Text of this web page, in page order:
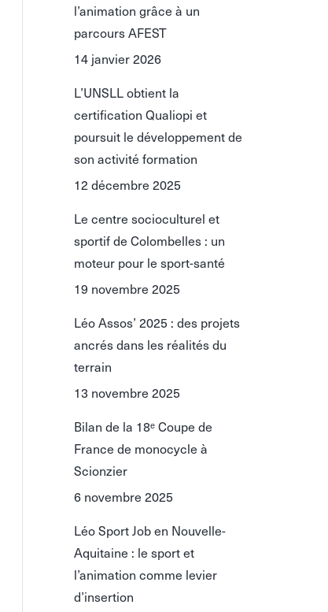
l’animation grâce à un
parcours AFEST
14 janvier 2026
L’UNSLL obtient la
certification Qualiopi et
poursuit le développement de
son activité formation
12 décembre 2025
Le centre socioculturel et
sportif de Colombelles : un
moteur pour le sport-santé
19 novembre 2025
Léo Assos’ 2025 : des projets
ancrés dans les réalités du
terrain
13 novembre 2025
Bilan de la 18ᵉ Coupe de
France de monocycle à
Scionzier
6 novembre 2025
Léo Sport Job en Nouvelle-
Aquitaine : le sport et
l’animation comme levier
d’insertion